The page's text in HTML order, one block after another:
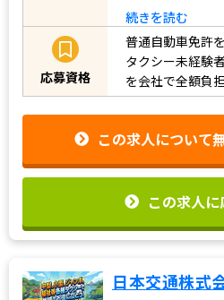
続きを読む
応募資格
普通自動車免許
タクシー未経験
を会社で全額負
この求人について
この求人
日本交通株式